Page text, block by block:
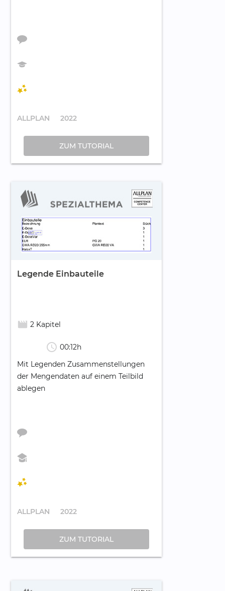
ALLPLAN 2022
ZUM TUTORIAL
Legende Einbauteile
movie_creation 2 Kapitel
schedule 00:12h
Mit Legenden Zusammenstellungen
der Mengendaten auf einem Teilbild
ablegen
ALLPLAN 2022
ZUM TUTORIAL